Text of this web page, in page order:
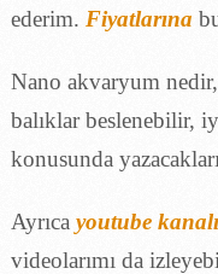
ederim. Fiyatlarına
Nano akvaryum
balıklar beslenebilir,
konusunda
Ayrıca youtube
videolarımı da